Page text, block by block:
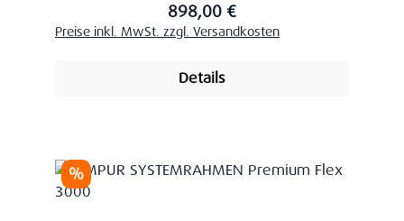
898,00 €
Preise inkl. MwSt. zzgl. Versandkosten
Details
Rabatt
%